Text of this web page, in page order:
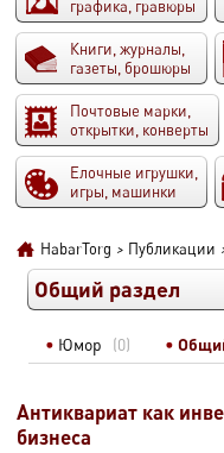
графика, гравюры
Книги, журналы,
газеты, брошюры
Почтовые марки,
открытки, конверты
Елочные игрушки,
игры, машинки
HabarTorg > Публикации
Общий раздел
Юмор (0)
Антиквариат как
бизнеса